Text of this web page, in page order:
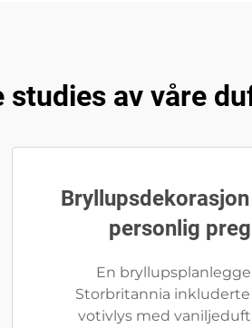
studies av våre
Bryllupsdekorasjon
personlig preg
En
Storbritannia inkluderte
votivlys med